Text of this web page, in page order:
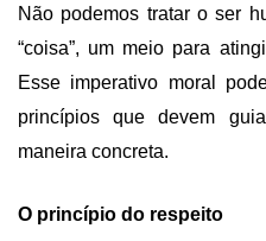
Não podemos tratar o ser
“coisa”, um meio para
Esse imperativo moral
princípios que devem
maneira concreta.
O princípio do respeito